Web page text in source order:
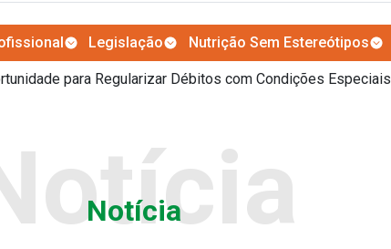
Legislação Nutrição Sem Estereótipos
para Regularizar Débitos com Condições Especiais
Notícia